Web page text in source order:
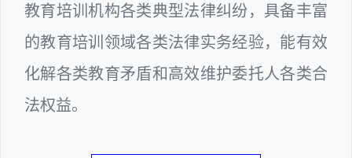
教育培训机构各类典型法律纠纷，具备丰富
的教育培训领域各类法律实务经验，能有效
化解各类教育矛盾和高效维护委托人各类合
法权益。